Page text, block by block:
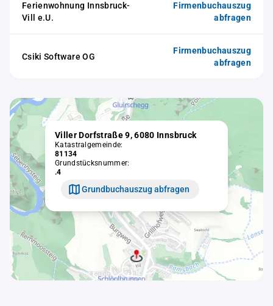
Ferienwohnung Innsbruck-
Vill e.U.
Firmenbuchauszug
abfragen
Csiki Software OG
Firmenbuchauszug
abfragen
Viller Dorfstraße 9, 6080 Innsbruck
Katastralgemeinde:
81134
Grundstücksnummer:
.4
Grundbuchauszug abfragen